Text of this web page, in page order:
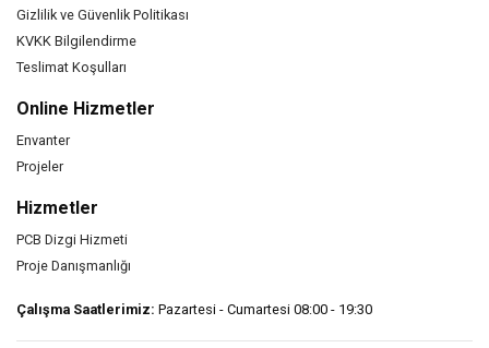
Gizlilik ve Güvenlik Politikası
KVKK Bilgilendirme
Teslimat Koşulları
Online Hizmetler
Envanter
Projeler
Hizmetler
PCB Dizgi Hizmeti
Proje Danışmanlığı
Çalışma Saatlerimiz: Pazartesi - Cumartesi 08:00 - 19:30